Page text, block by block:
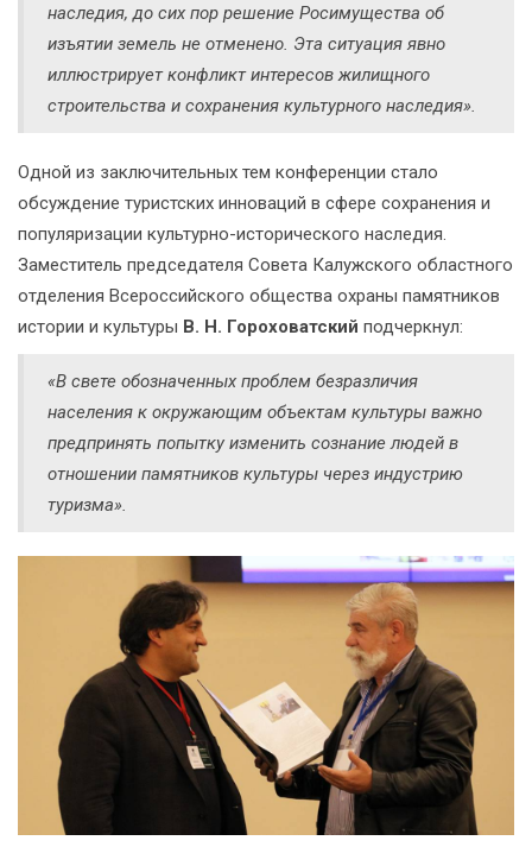
наследия, до сих пор решение Росимущества об
изъятии земель не отменено. Эта ситуация явно
иллюстрирует конфликт интересов жилищного
строительства и сохранения культурного наследия».
Одной из заключительных тем конференции стало
обсуждение туристских инноваций в сфере сохранения и
популяризации культурно-исторического наследия.
Заместитель председателя Совета Калужского областного
отделения Всероссийского общества охраны памятников
истории и культуры В. Н. Гороховатский подчеркнул:
«В свете обозначенных проблем безразличия
населения к окружающим объектам культуры важно
предпринять попытку изменить сознание людей в
отношении памятников культуры через индустрию
туризма».